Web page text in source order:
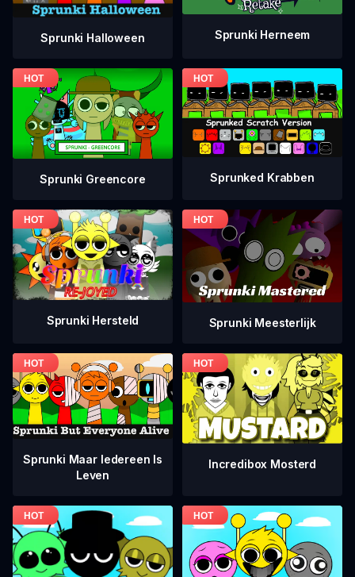
Sprunki Halloween Sprunki Herneem
Sprunki Greencore Sprunked Krabben
Sprunki Hersteld Sprunki Meesterlijk
Sprunki Maar Iedereen Is
Leven
Incredibox Mosterd